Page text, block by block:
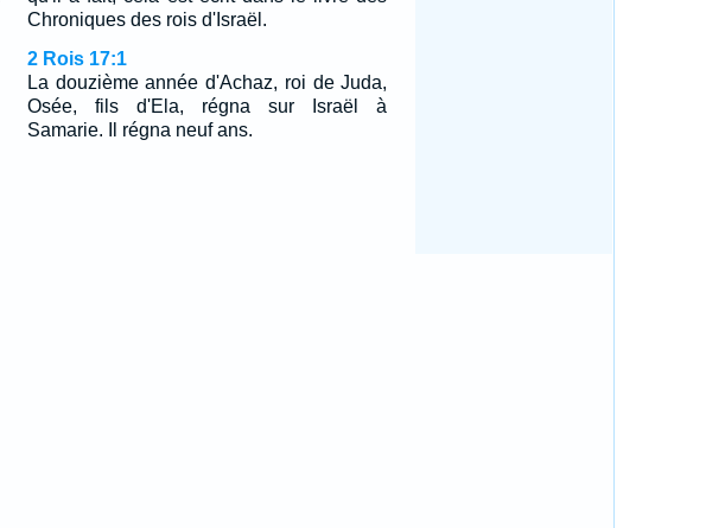
Chroniques des rois d'Israël.
2 Rois 17:1
La douzième année d'Achaz, roi de Juda,
Osée, fils d'Ela, régna sur Israël à
Samarie. Il régna neuf ans.